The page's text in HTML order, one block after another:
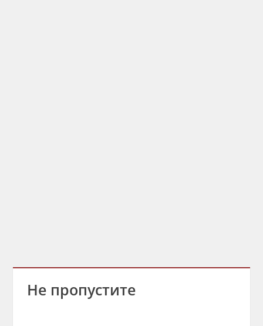
Не пропустите